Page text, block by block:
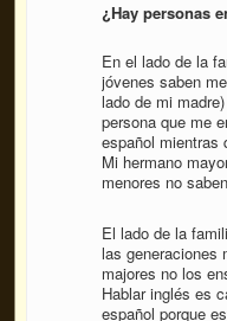
¿Hay personas
En el lado de la
jóvenes saben
lado de mi
persona que me
español mientras
Mi hermano
menores no
El lado de la
las generaciones
majores no los
Hablar inglés es
español porque